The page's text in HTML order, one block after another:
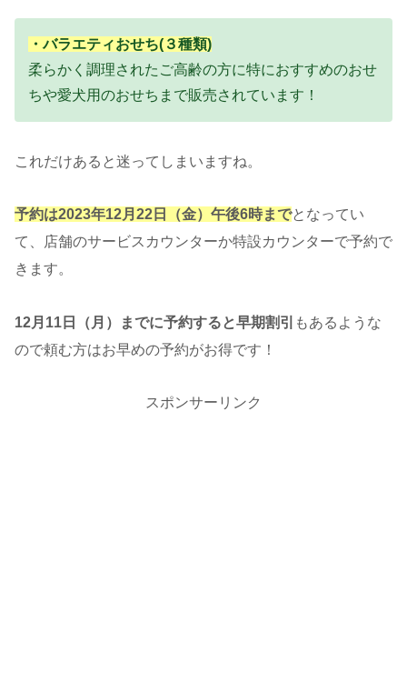
・バラエティおせち(３種類)
柔らかく調理されたご高齢の方に特におすすめのおせ
ちや愛犬用のおせちまで販売されています！
これだけあると迷ってしまいますね。
予約は2023年12月22日（金）午後6時までとなってい
て、店舗のサービスカウンターか特設カウンターで予約で
きます。
12月11日（月）までに予約すると早期割引 もあるような
ので頼む方はお早めの予約がお得です！
スポンサーリンク